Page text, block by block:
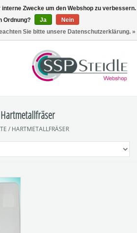
/ HARTMETALLFRÄSER
Zwecke um den Webshop zu verbessern.
Ordnung?
Ja
Nein
Sie bitte unsere Datenschutzerklärung. »